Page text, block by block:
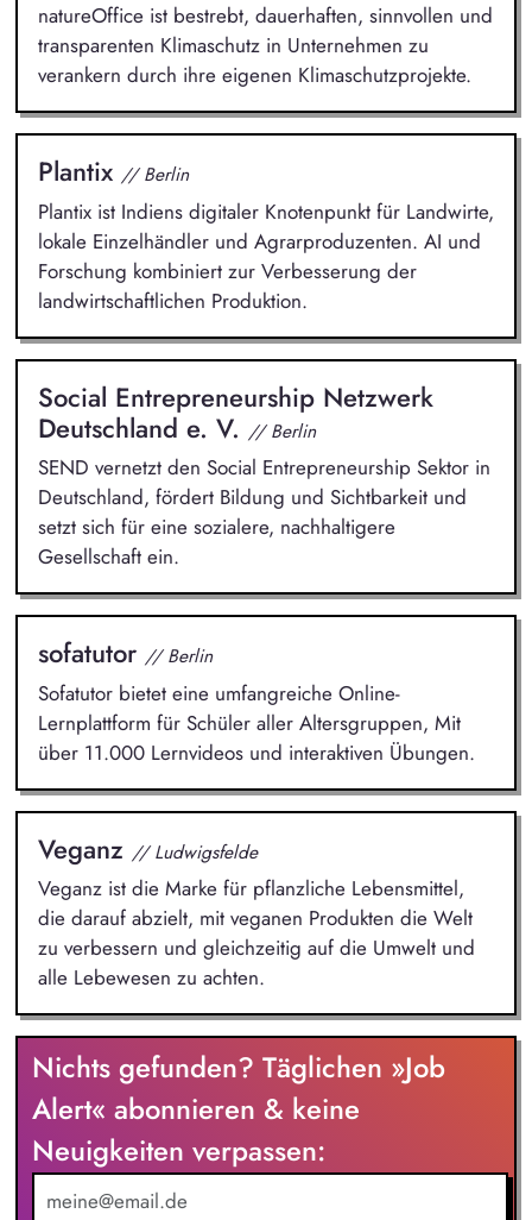
natureOffice ist bestrebt, dauerhaften, sinnvollen und
transparenten Klimaschutz in Unternehmen zu
verankern durch ihre eigenen Klimaschutzprojekte.
Plantix // Berlin
Plantix ist Indiens digitaler Knotenpunkt für Landwirte,
lokale Einzelhändler und Agrarproduzenten. AI und
Forschung kombiniert zur Verbesserung der
landwirtschaftlichen Produktion.
Social Entrepreneurship Netzwerk
Deutschland e. V. // Berlin
SEND vernetzt den Social Entrepreneurship Sektor in
Deutschland, fördert Bildung und Sichtbarkeit und
setzt sich für eine sozialere, nachhaltigere
Gesellschaft ein.
sofatutor // Berlin
Sofatutor bietet eine umfangreiche Online-
Lernplattform für Schüler aller Altersgruppen, Mit
über 11.000 Lernvideos und interaktiven Übungen.
Veganz // Ludwigsfelde
Veganz ist die Marke für pflanzliche Lebensmittel,
die darauf abzielt, mit veganen Produkten die Welt
zu verbessern und gleichzeitig auf die Umwelt und
alle Lebewesen zu achten.
Nichts gefunden? Täglichen »Job
Alert« abonnieren & keine
Neuigkeiten verpassen: